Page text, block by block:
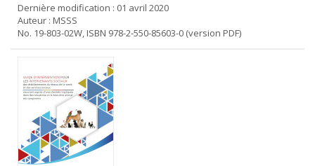
Dernière modification : 01 avril 2020
Auteur : MSSS
No. 19-803-02W, ISBN 978-2-550-85603-0 (version PDF)